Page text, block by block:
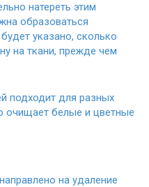
натереть этим
образоваться
указано, сколько
на ткани, прежде чем
подходит для разных
очищает белые и цветные
на удаление